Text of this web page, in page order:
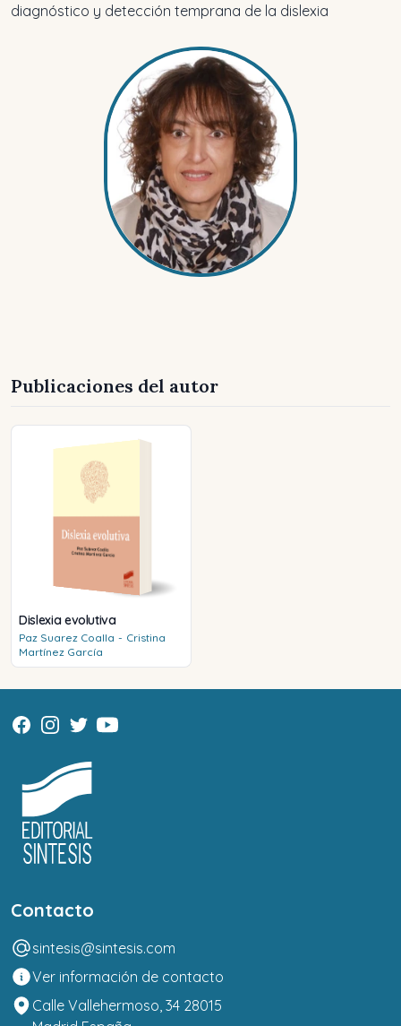
diagnóstico y detección temprana de la dislexia
Publicaciones del autor
Dislexia evolutiva
Paz Suarez Coalla - Cristina
Martínez García
Contacto
sintesis@sintesis.com
Ver información de contacto
Calle Vallehermoso, 34 28015